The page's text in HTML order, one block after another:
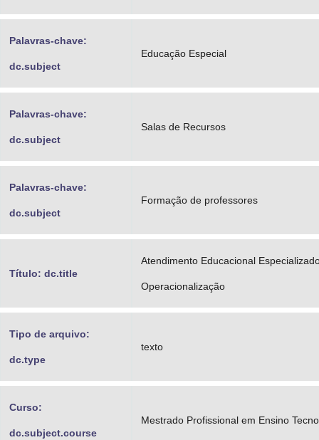
Palavras-chave:
dc.subject
Educação Especial
Palavras-chave:
dc.subject
Salas de Recursos
Palavras-chave:
dc.subject
Formação de professores
Título: dc.title
Atendimento Educacional
Operacionalização
Tipo de arquivo:
dc.type
texto
Curso:
dc.subject.course
Mestrado Profissional em Ensino